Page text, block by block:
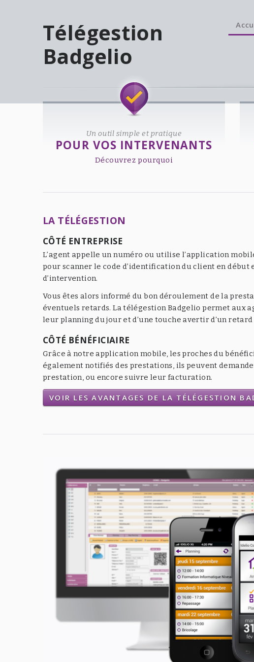
Télégestion
Badgelio
Welcome!
Un outil simple et pratique
POUR VOS INTERVENANTS
Découvrez pourquoi
LA TÉLÉGESTION
CÔTÉ ENTREPRISE
L’agent appelle un numéro ou utilise l’application
pour scanner le code d’identification du client en début
d’intervention.
Vous êtes alors informé du bon déroulement de la
éventuels retards. La télégestion Badgelio permet aux
leur planning du jour et d’une touche avertir d’un retard
CÔTÉ BÉNÉFICIAIRE
Grâce à notre application mobile, les proches du
également notifiés des prestations, ils peuvent
prestation, ou encore suivre leur facturation.
VOIR LES AVANTAGES DE LA TÉLÉGESTION